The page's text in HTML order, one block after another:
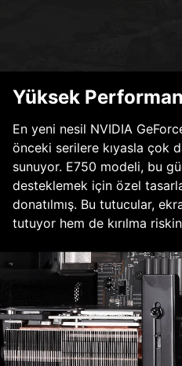
Yüksek
En yeni nesil NVIDIA
önceki serilere kıyasla çok
sunuyor. E750 modeli, bu
desteklemek için özel
donatılmış. Bu tutucular,
tutuyor hem de kırılma